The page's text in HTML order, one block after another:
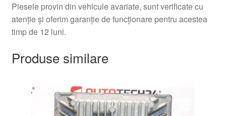
Piesele provin din vehicule avariate, sunt verificate cu
atenție și oferim garanție de funcționare pentru acestea
timp de 12 luni.
Produse similare